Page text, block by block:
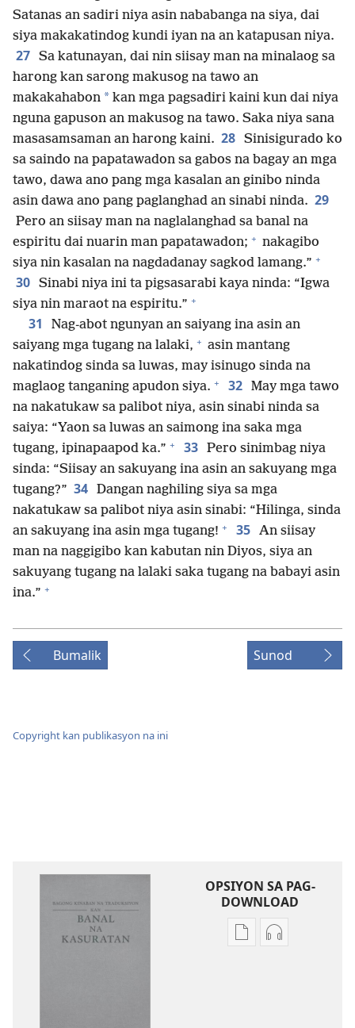
Satanas an sadiri niya asin nababanga na siya, dai
siya makakatindog kundi iyan na an katapusan niya.
27 Sa katunayan, dai nin siisay man na minalaog sa
harong kan sarong makusog na tawo an
makakahabon * kan mga pagsadiri kaini kun dai niya
nguna gapuson an makusog na tawo. Saka niya sana
masasamsaman an harong kaini. 28 Sinisigurado ko
sa saindo na papatawadon sa gabos na bagay an mga
tawo, dawa ano pang mga kasalan an ginibo ninda
asin dawa ano pang paglanghad an sinabi ninda. 29
Pero an siisay man na naglalanghad sa banal na
espiritu dai nuarin man papatawadon; + nakagibo
siya nin kasalan na nagdadanay sagkod lamang.” +
30 Sinabi niya ini ta pigsasarabi kaya ninda: “Igwa
siya nin maraot na espiritu.” +
31
Nag-abot ngunyan an saiyang ina asin an
saiyang mga tugang na lalaki, + asin mantang
nakatindog sinda sa luwas, may isinugo sinda na
maglaog tanganing apudon siya. + 32 May mga tawo
na nakatukaw sa palibot niya, asin sinabi ninda sa
saiya: “Yaon sa luwas an saimong ina saka mga
tugang, ipinapaapod ka.” + 33 Pero sinimbag niya
sinda: “Siisay an sakuyang ina asin an sakuyang mga
tugang?” 34 Dangan naghiling siya sa mga
nakatukaw sa palibot niya asin sinabi: “Hilinga, sinda
an sakuyang ina asin mga tugang! + 35 An siisay
man na naggigibo kan kabutan nin Diyos, siya an
sakuyang tugang na lalaki saka tugang na babayi asin
ina.” +
Bumalik Sunod
Copyright kan publikasyon na ini
OPSIYON SA PAG-
DOWNLOAD
Mga Mga